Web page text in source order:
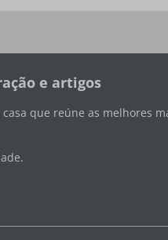
e artigos
que reúne as melhores